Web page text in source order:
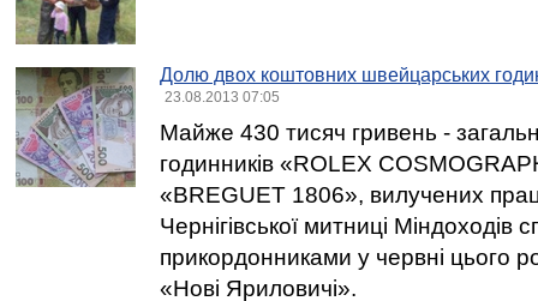
Долю двох коштовних швейцарських
23.08.2013 07:05
Майже 430 тисяч гривень -
годинників «ROLEX
«BREGUET 1806», вилучених
Чернігівської митниці Міндоходів
прикордонниками у червні цього
«Нові Яриловичі».